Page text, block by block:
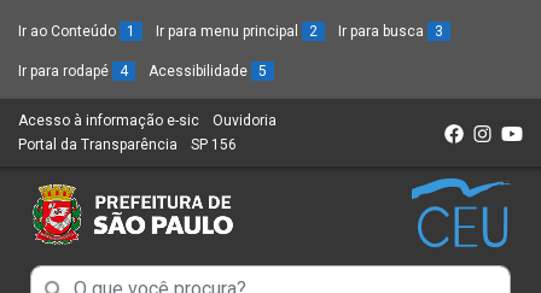
Ir ao Conteúdo 1 Ir para menu principal 2 Ir para busca 3
Ir para rodapé 4 Acessibilidade 5
Acesso à informação e-sic (Link
para
novo
sítio)
Ouvidoria
Portal da Transparência (Link
um
novo
SP 156
Campo